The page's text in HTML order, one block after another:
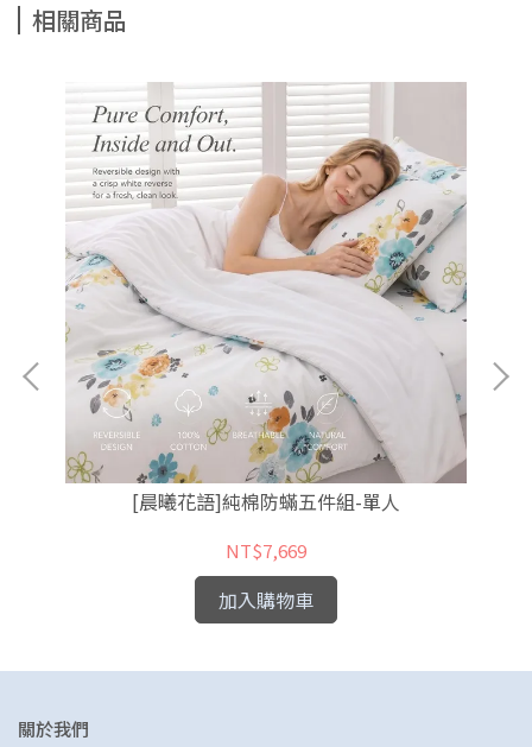
相關商品
[晨曦花語]純棉防蟎五件組-單人
NT$7,669
加入購物車
關於我們